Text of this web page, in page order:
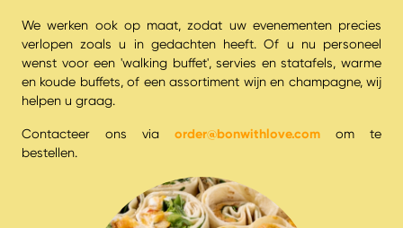
We werken ook op maat, zodat uw evenementen precies
verlopen zoals u in gedachten heeft. Of u nu personeel
wenst voor een 'walking buffet', servies en statafels, warme
en koude buffets, of een assortiment wijn en champagne, wij
helpen u graag.
Contacteer ons via order@bonwithlove.com om te
bestellen.